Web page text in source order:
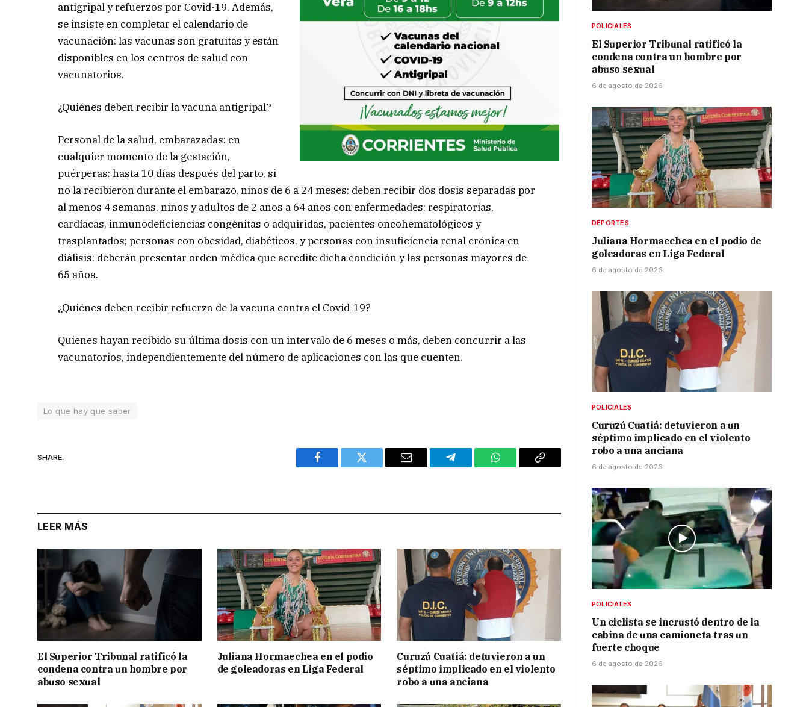
antigripal y refuerzos por Covid-19. Además,
se insiste en completar el calendario de
vacunación: las vacunas son gratuitas y están
disponibles en los centros de salud con
vacunatorios.
¿Quiénes deben recibir la vacuna antigripal?
Personal de la salud, embarazadas: en
cualquier momento de la gestación,
puérperas: hasta 10 días después del parto, si
no la recibieron durante el embarazo, niños de 6 a 24 meses: deben recibir dos dosis separadas por
al menos 4 semanas, niños y adultos de 2 años a 64 años con enfermedades: respiratorias,
cardíacas, inmunodeficiencias congénitas o adquiridas, pacientes oncohematológicos y
trasplantados; personas con obesidad, diabéticos, y personas con insuficiencia renal crónica en
diálisis: deberán presentar orden médica que acredite dicha condición y las personas mayores de
65 años.
¿Quiénes deben recibir refuerzo de la vacuna contra el Covid-19?
Quienes hayan recibido su última dosis con un intervalo de 6 meses o más, deben concurrir a las
vacunatorios, independientemente del número de aplicaciones con las que cuenten.
Lo que hay que saber
SHARE.
Facebook Twitter Email Telegram WhatsAppCopy
LEER MÁS
El Superior Tribunal ratificó la
condena contra un hombre por
abuso sexual
Juliana Hormaechea en el podio
de goleadoras en Liga Federal
Curuzú Cuatiá: detuvieron a un
séptimo implicado en el violento
robo a una anciana
POLICIALES
El Superior Tribunal ratificó la
condena contra un hombre por
abuso sexual
6 de agosto de 2026
DEPORTES
Juliana Hormaechea en el podio de
goleadoras en Liga Federal
6 de agosto de 2026
POLICIALES
Curuzú Cuatiá: detuvieron a un
séptimo implicado en el violento
robo a una anciana
6 de agosto de 2026
POLICIALES
Un ciclista se incrustó dentro de la
cabina de una camioneta tras un
fuerte choque
6 de agosto de 2026